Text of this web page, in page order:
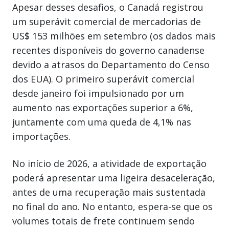
Apesar desses desafios, o Canadá registrou
um superávit comercial de mercadorias de
US$ 153 milhões em setembro (os dados mais
recentes disponíveis do governo canadense
devido a atrasos do Departamento do Censo
dos EUA). O primeiro superávit comercial
desde janeiro foi impulsionado por um
aumento nas exportações superior a 6%,
juntamente com uma queda de 4,1% nas
importações.
No início de 2026, a atividade de exportação
poderá apresentar uma ligeira desaceleração,
antes de uma recuperação mais sustentada
no final do ano. No entanto, espera-se que os
volumes totais de frete continuem sendo